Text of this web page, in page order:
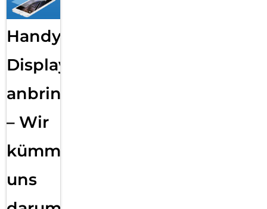
Handy
Displayfolie
anbringen
– Wir
kümmern
uns